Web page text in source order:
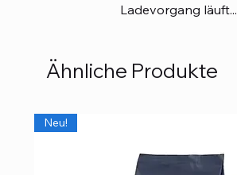
Ladevorgang läuft...
Ähnliche Produkte
Neu!